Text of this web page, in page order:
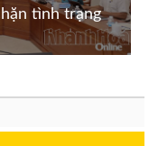
tình trạng